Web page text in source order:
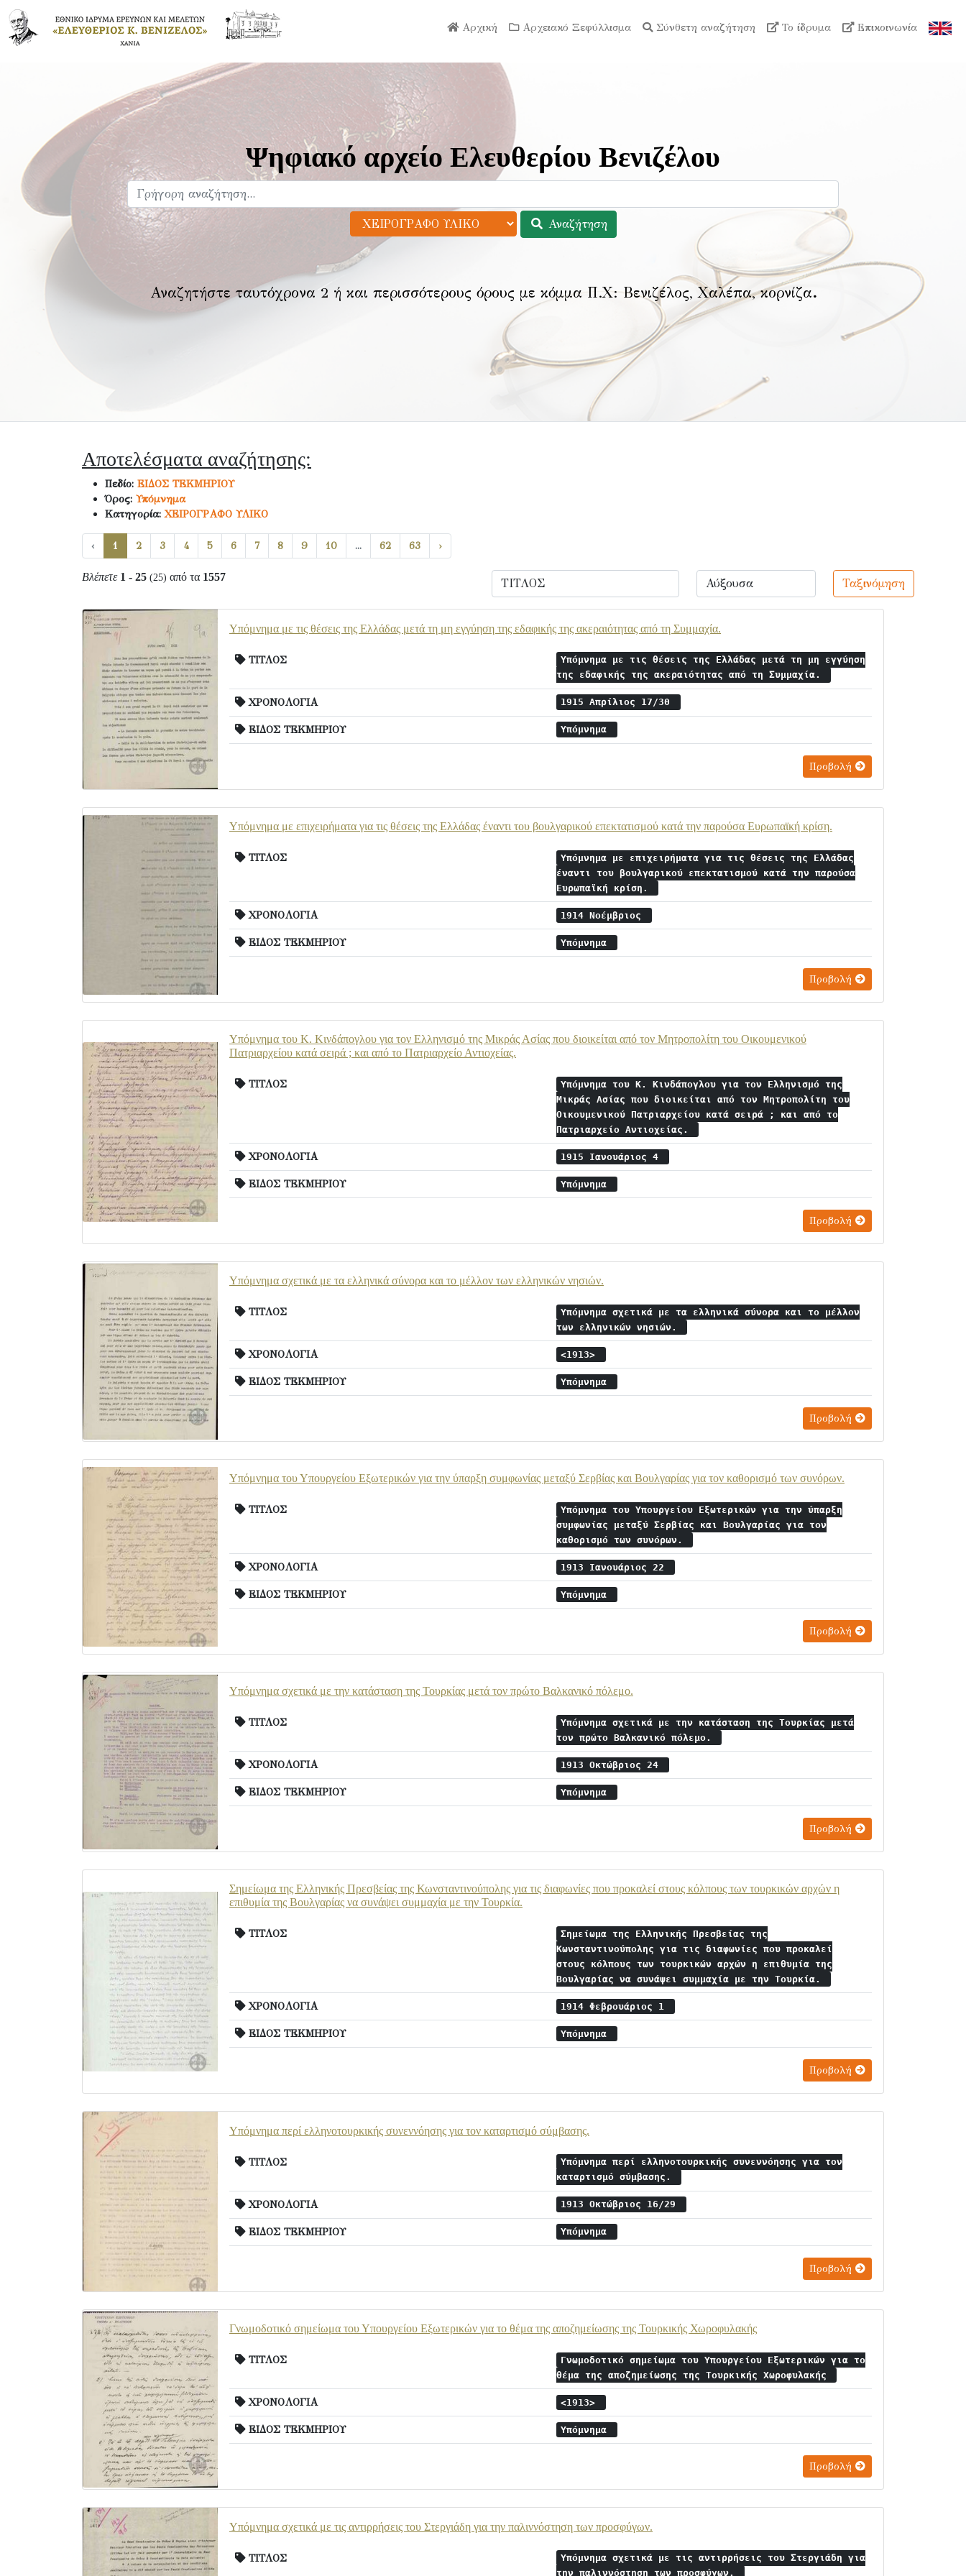
Αρχική Αρχειακό Ξεφύλλισμα Σύνθετη αναζήτηση Το ίδρυμα Επικοινωνία
Ψηφιακό αρχείο Ελευθερίου Βενιζέλου
Αναζήτηση
Αναζητήστε ταυτόχρονα 2 ή και περισσότερους όρους με κόμμα Π.Χ: Βενιζέλος, Χαλέπα, κορνίζα.
Αποτελέσματα αναζήτησης:
Πεδίο: ΕΙΔΟΣ ΤΕΚΜΗΡΙΟΥ
Όρος: Υπόμνημα
Κατηγορία:ΧΕΙΡΟΓΡΑΦΟ ΥΛΙΚΟ
‹ 1 2 3 4 5 6 7 8 9 10 ... 62 63 ›
Βλέπετε 1 - 25 (25) από τα 1557 Ταξινόμηση
Υπόμνημα με τις θέσεις της Ελλάδας μετά τη μη εγγύηση της εδαφικής της ακεραιότητας από τη Συμμαχία.
ΤΙΤΛΟΣ
Υπόμνημα με τις θέσεις της Ελλάδας μετά τη μη εγγύηση
της εδαφικής της ακεραιότητας από τη Συμμαχία.
ΧΡΟΝΟΛΟΓΙΑ 1915 Απρίλιος 17/30
ΕΙΔΟΣ ΤΕΚΜΗΡΙΟΥ Υπόμνημα
Προβολή
Υπόμνημα με επιχειρήματα για τις θέσεις της Ελλάδας έναντι του βουλγαρικού επεκτατισμού κατά την παρούσα Ευρωπαϊκή κρίση.
ΤΙΤΛΟΣ
Υπόμνημα με επιχειρήματα για τις θέσεις της Ελλάδας
έναντι του βουλγαρικού επεκτατισμού κατά την παρούσα
Ευρωπαϊκή κρίση.
ΧΡΟΝΟΛΟΓΙΑ 1914 Νοέμβριος
ΕΙΔΟΣ ΤΕΚΜΗΡΙΟΥ Υπόμνημα
Προβολή
Υπόμνημα του Κ. Κινδάπογλου για τον Ελληνισμό της Μικράς Ασίας που διοικείται από τον Μητροπολίτη του Οικουμενικού
Πατριαρχείου κατά σειρά ; και από το Πατριαρχείο Αντιοχείας.
ΤΙΤΛΟΣ
Υπόμνημα του Κ. Κινδάπογλου για τον Ελληνισμό της
Μικράς Ασίας που διοικείται από τον Μητροπολίτη του
Οικουμενικού Πατριαρχείου κατά σειρά ; και από το
Πατριαρχείο Αντιοχείας.
ΧΡΟΝΟΛΟΓΙΑ 1915 Ιανουάριος 4
ΕΙΔΟΣ ΤΕΚΜΗΡΙΟΥ Υπόμνημα
Προβολή
Υπόμνημα σχετικά με τα ελληνικά σύνορα και το μέλλον των ελληνικών νησιών.
ΤΙΤΛΟΣ
Υπόμνημα σχετικά με τα ελληνικά σύνορα και το μέλλον
των ελληνικών νησιών.
ΧΡΟΝΟΛΟΓΙΑ <1913>
ΕΙΔΟΣ ΤΕΚΜΗΡΙΟΥ Υπόμνημα
Προβολή
Υπόμνημα του Υπουργείου Εξωτερικών για την ύπαρξη συμφωνίας μεταξύ Σερβίας και Βουλγαρίας για τον καθορισμό των συνόρων.
ΤΙΤΛΟΣ
Υπόμνημα του Υπουργείου Εξωτερικών για την ύπαρξη
συμφωνίας μεταξύ Σερβίας και Βουλγαρίας για τον
καθορισμό των συνόρων.
ΧΡΟΝΟΛΟΓΙΑ 1913 Ιανουάριος 22
ΕΙΔΟΣ ΤΕΚΜΗΡΙΟΥ Υπόμνημα
Προβολή
Υπόμνημα σχετικά με την κατάσταση της Τουρκίας μετά τον πρώτο Βαλκανικό πόλεμο.
ΤΙΤΛΟΣ
Υπόμνημα σχετικά με την κατάσταση της Τουρκίας μετά
τον πρώτο Βαλκανικό πόλεμο.
ΧΡΟΝΟΛΟΓΙΑ 1913 Οκτώβριος 24
ΕΙΔΟΣ ΤΕΚΜΗΡΙΟΥ Υπόμνημα
Προβολή
Σημείωμα της Ελληνικής Πρεσβείας της Κωνσταντινούπολης για τις διαφωνίες που προκαλεί στους κόλπους των τουρκικών αρχών η
επιθυμία της Βουλγαρίας να συνάψει συμμαχία με την Τουρκία.
ΤΙΤΛΟΣ
Σημείωμα της Ελληνικής Πρεσβείας της
Κωνσταντινούπολης για τις διαφωνίες που προκαλεί
στους κόλπους των τουρκικών αρχών η επιθυμία της
Βουλγαρίας να συνάψει συμμαχία με την Τουρκία.
ΧΡΟΝΟΛΟΓΙΑ 1914 Φεβρουάριος 1
ΕΙΔΟΣ ΤΕΚΜΗΡΙΟΥ Υπόμνημα
Προβολή
Υπόμνημα περί ελληνοτουρκικής συνεννόησης για τον καταρτισμό σύμβασης.
ΤΙΤΛΟΣ
Υπόμνημα περί ελληνοτουρκικής συνεννόησης για τον
καταρτισμό σύμβασης.
ΧΡΟΝΟΛΟΓΙΑ 1913 Οκτώβριος 16/29
ΕΙΔΟΣ ΤΕΚΜΗΡΙΟΥ Υπόμνημα
Προβολή
Γνωμοδοτικό σημείωμα του Υπουργείου Εξωτερικών για το θέμα της αποζημείωσης της Τουρκικής Χωροφυλακής
ΤΙΤΛΟΣ
Γνωμοδοτικό σημείωμα του Υπουργείου Εξωτερικών για το
θέμα της αποζημείωσης της Τουρκικής Χωροφυλακής
ΧΡΟΝΟΛΟΓΙΑ <1913>
ΕΙΔΟΣ ΤΕΚΜΗΡΙΟΥ Υπόμνημα
Προβολή
Υπόμνημα σχετικά με τις αντιρρήσεις του Στεργιάδη για την παλιννόστηση των προσφύγων.
ΤΙΤΛΟΣ
Υπόμνημα σχετικά με τις αντιρρήσεις του Στεργιάδη για
την παλιννόστηση των προσφύγων.